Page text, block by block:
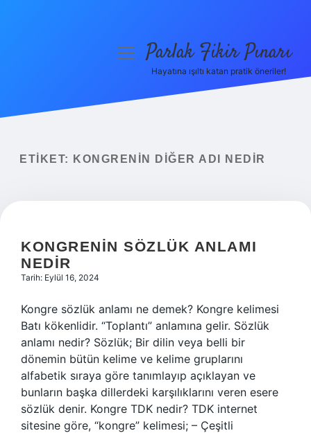
Yasal Uyarı
menüyüParlak Fikir Pınarı
Hayatına ışıltı katan pratik öneriler!
ETIKET: KONGRENIN DIĞER ADI NEDIR
KONGRENIN SÖZLÜK ANLAMI
NEDIR
Tarih: Eylül 16, 2024
Kongre sözlük anlamı ne demek? Kongre kelimesi
Batı kökenlidir. “Toplantı” anlamına gelir. Sözlük
anlamı nedir? Sözlük; Bir dilin veya belli bir
dönemin bütün kelime ve kelime gruplarını
alfabetik sıraya göre tanımlayıp açıklayan ve
bunların başka dillerdeki karşılıklarını veren esere
sözlük denir. Kongre TDK nedir? TDK internet
sitesine göre, “kongre” kelimesi; – Çeşitli